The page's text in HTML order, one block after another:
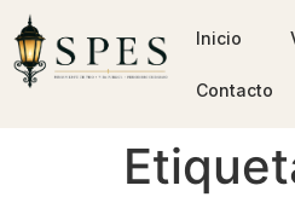
Inicio
Contacto